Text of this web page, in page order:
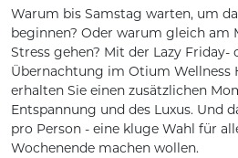
Warum bis Samstag warten, um
beginnen? Oder warum gleich am
Stress gehen? Mit der Lazy Friday-
Übernachtung im Otium Wellness
erhalten Sie einen zusätzlichen
Entspannung und des Luxus. Und
pro Person - eine kluge Wahl für
Wochenende machen wollen.